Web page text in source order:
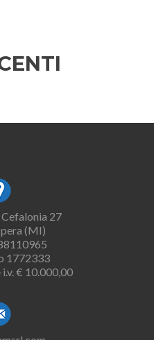
27
(MI)
1772333
€ 10.000,00